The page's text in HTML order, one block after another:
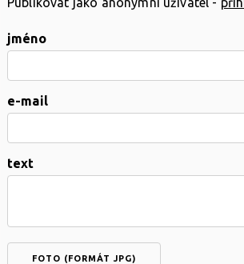
jméno
e-mail
text
FOTO (FORMÁT JPG)